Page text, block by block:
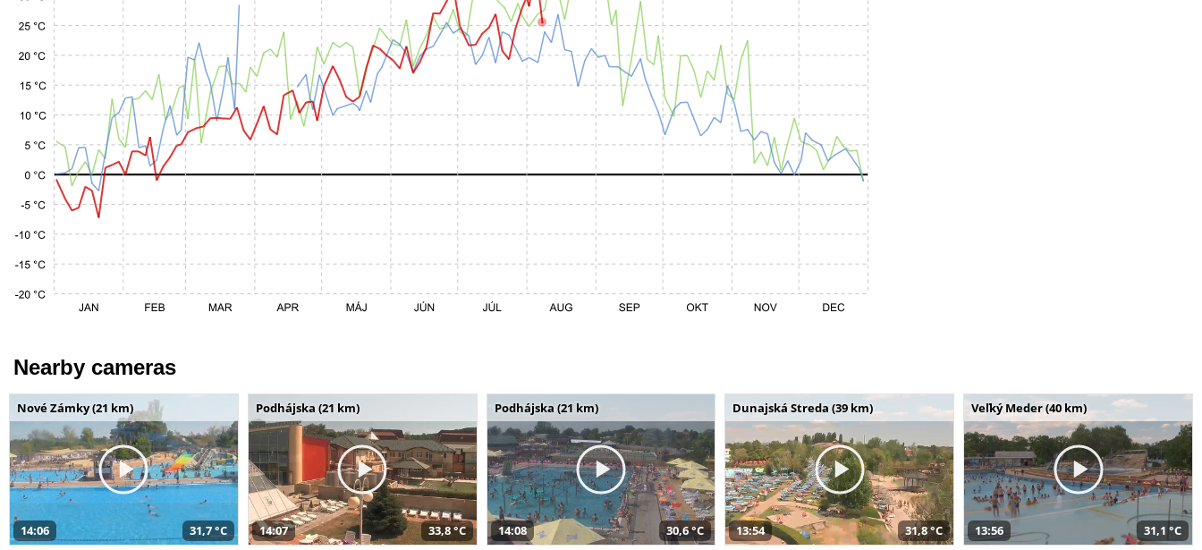
Nearby cameras
Nové Zámky (21 km)
14:06 31,7 °C
Podhájska (21 km)
14:07 33,8 °C
Podhájska (21 km)
14:08 30,6 °C
Dunajská Streda (39 km)
13:54 31,8 °C
Veľký Meder (40 km)
13:56 31,1 °C